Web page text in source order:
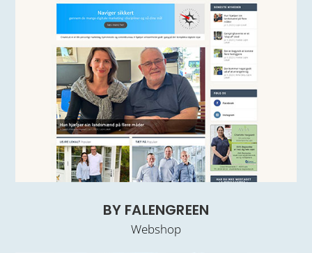
BY FALENGREEN
Webshop